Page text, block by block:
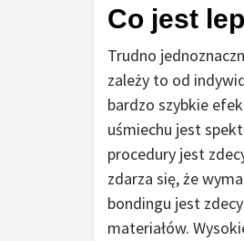
Co jest
Trudno
zależy to od
bardzo szybkie
uśmiechu jest
procedury jest
zdarza się, że
bondingu jest
materiałów.